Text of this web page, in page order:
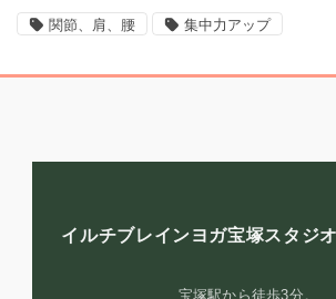
関節、肩、腰 集中力アップ
イルチブレインヨガ宝塚スタジ